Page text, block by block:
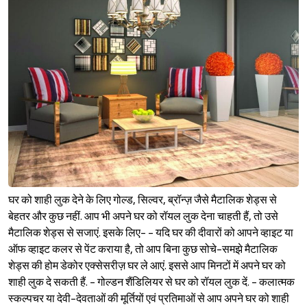
घर को शाही लुक देने के लिए गोल्ड, सिल्वर, ब्रॉन्ज़ जैसे मैटालिक शेड्स से
बेहतर और कुछ नहीं. आप भी अपने घर को रॉयल लुक देना चाहती हैं, तो उसे
मैटालिक शेड्स से सजाएं. इसके लिए- - यदि घर की दीवारों को आपने व्हाइट या
ऑफ व्हाइट कलर से पेंट कराया है, तो आप बिना कुछ सोचे-समझे मैटालिक
शेड्स की होम डेकोर एक्सेसरीज़ घर ले आएं. इससे आप मिनटों में अपने घर को
शाही लुक दे सकती हैं. - गोल्डन शैंडिलियर से घर को रॉयल लुक दें. - कलात्मक
स्कल्पचर या देवी-देवताओं की मूर्तियों एवं प्रतिमाओं से आप अपने घर को शाही